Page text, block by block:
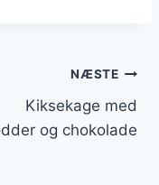
NÆSTE
Kiksekage med
og chokolade